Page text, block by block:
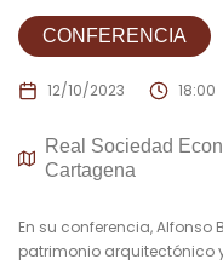
CONFERENCIA
12/10/2023 18:00
Real Sociedad
Cartagena
En su conferencia,
patrimonio arquitectónico